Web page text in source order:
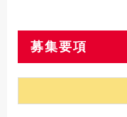
募集要項